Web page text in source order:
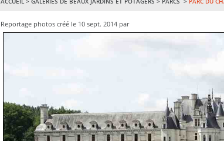
Reportage photos créé le 10 sept. 2014 par